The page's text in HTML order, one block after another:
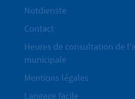
Notdienste
Contact
Heures de consultation de
municipale
Mentions légales
Langage facile